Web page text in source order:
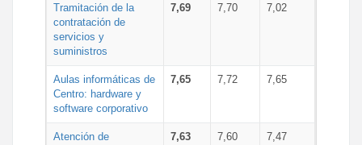
Tramitación de la
contratación de
servicios y
suministros
7,69 7,70 7,02
Aulas informáticas de
Centro: hardware y
software corporativo
7,65 7,72 7,65
Atención de
7,63 7,60 7,47